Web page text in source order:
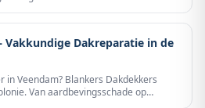
verouderd loodwerk. Wij lokaliseren
Vakkundige Dakreparatie in de
in Veendam? Blankers Dakdekkers
Van aardbevingsschade op